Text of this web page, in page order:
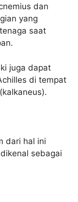
dan
yang
saat
juga dapat
di tempat
dari hal ini
sebagai